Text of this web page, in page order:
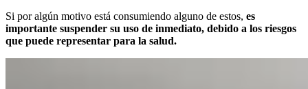
Si por algún motivo está consumiendo alguno de estos, es
importante suspender su uso de inmediato, debido a los riesgos
que puede representar para la salud.